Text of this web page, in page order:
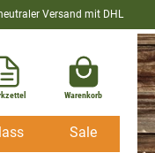
Versand mit DHL
Warenkorb
Sale